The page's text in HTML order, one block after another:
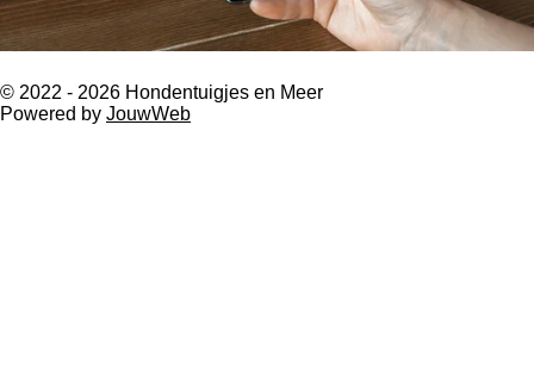
© 2022 - 2026 Hondentuigjes en Meer
Powered by JouwWeb